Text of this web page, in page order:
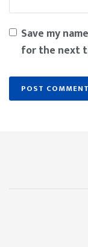
Save my
for the next